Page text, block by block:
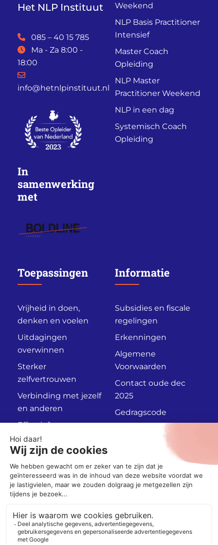
Het NLP Instituut
085 – 40 15 785
Ma - Za 8:00 -
18:00
info@hetnlpinstituut.nl
In
samenwerking
met
Weekend
NLP Basis Practitioner
Intensief
Master Coach
Opleiding
NLP Master
Practitioner Weekend
NLP in een dag
Systemisch Coach
Opleiding
Toepassingen
Vrijheid in doen,
denken en voelen
Uitdagingen
overwinnen
Sterker
zelfvertrouwen
Verbinding met jezelf
en anderen
Effectief
communiceren
Informatie
Subsidies en fiscale
regelingen
Erkenningen
Algemene
Voorwaarden
Contact oude dec
2025
Gedragscode
Socials